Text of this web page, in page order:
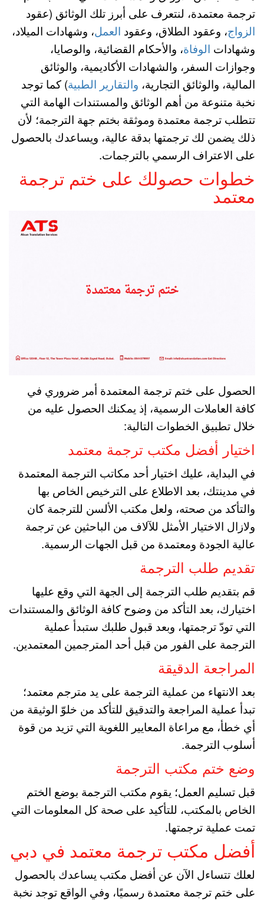
ترجمة معتمدة، لنتعرف على أبرز تلك الوثائق (عقود
الزواج، وعقود الطلاق، وعقود العمل، وشهادات الميلاد،
وشهادات الوفاة، والأحكام القضائية، والوصايا،
وجوازات السفر، والشهادات الأكاديمية، والوثائق
المالية، والوثائق التجارية، والتقارير الطبية) كما توجد
نخبة متنوعة من أهم الوثائق والمستندات الهامة التي
تتطلب ترجمة معتمدة وموثقة بختم جهة الترجمة؛ لأن
ذلك يضمن لك ترجمتها بدقة عالية، ويساعدك بالحصول
على الاعتراف الرسمي بالترجمات.
خطوات حصولك على ختم ترجمة
معتمد
الحصول على ختم ترجمة المعتمدة أمر ضروري في
كافة العاملات الرسمية، إذ يمكنك الحصول عليه من
خلال تطبيق الخطوات التالية:
اختيار أفضل مكتب ترجمة معتمد
في البداية، عليك اختيار أحد مكاتب الترجمة المعتمدة
في مدينتك، بعد الاطلاع على الترخيص الخاص بها
والتأكد من صحته، ولعل مكتب الألسن للترجمة كان
ولازال الاختيار الأمثل للآلاف من الباحثين عن ترجمة
عالية الجودة ومعتمدة من قبل الجهات الرسمية.
تقديم طلب الترجمة
قم بتقديم طلب الترجمة إلى الجهة التي وقع عليها
اختيارك، بعد التأكد من وضوح كافة الوثائق والمستندات
التي تودّ ترجمتها، وبعد قبول طلبك ستبدأ عملية
الترجمة على الفور من قبل أحد المترجمين المعتمدين.
المراجعة الدقيقة
بعد الانتهاء من عملية الترجمة على يد مترجم معتمد؛
تبدأ عملية المراجعة والتدقيق للتأكد من خلوّ الوثيقة من
أي خطأ، مع مراعاة المعايير اللغوية التي تزيد من قوة
أسلوب الترجمة.
وضع ختم مكتب الترجمة
قبل تسليم العمل؛ يقوم مكتب الترجمة بوضع الختم
الخاص بالمكتب، للتأكيد على صحة كل المعلومات التي
تمت عملية ترجمتها.
أفضل مكتب ترجمة معتمد في دبي
لعلك تتساءل الآن عن أفضل مكتب يساعدك بالحصول
على ختم ترجمة معتمدة رسميًا، وفي الواقع توجد نخبة